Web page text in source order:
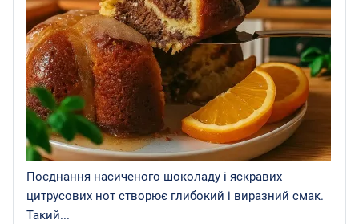
Поєднання насиченого шоколаду і яскравих
цитрусових нот створює глибокий і виразний смак.
Такий...